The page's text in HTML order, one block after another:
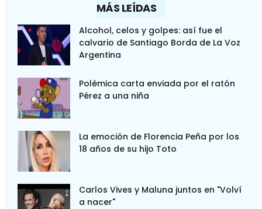
MÁS LEÍDAS
Alcohol, celos y golpes: así fue el
calvario de Santiago Borda de La Voz
Argentina
Polémica carta enviada por el ratón
Pérez a una niña
La emoción de Florencia Peña por los
18 años de su hijo Toto
Carlos Vives y Maluna juntos en "Volví
a nacer"